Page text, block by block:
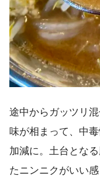
途中からガッツリ
味が相まって、中
加減に。土台とな
たニンニクがいい感